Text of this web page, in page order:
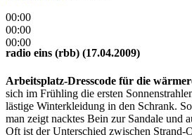
00:00
00:00
00:00
radio eins (rbb) (17.04.2009)
Arbeitsplatz-Dresscode für die
sich im Frühling die ersten
lästige Winterkleidung in den Schrank.
man zeigt nacktes Bein zur Sandale und
Oft ist der Unterschied zwischen